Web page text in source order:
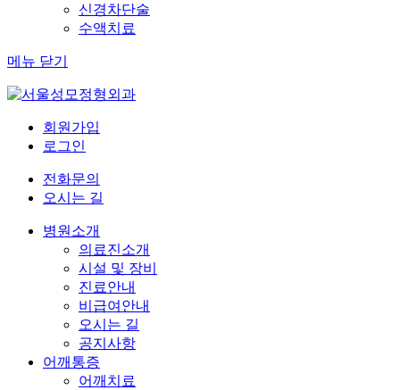
신경차단술
수액치료
메뉴 닫기
회원가입
로그인
전화문의
오시는 길
병원소개
의료진소개
시설 및 장비
진료안내
비급여안내
오시는 길
공지사항
어깨통증
어깨치료